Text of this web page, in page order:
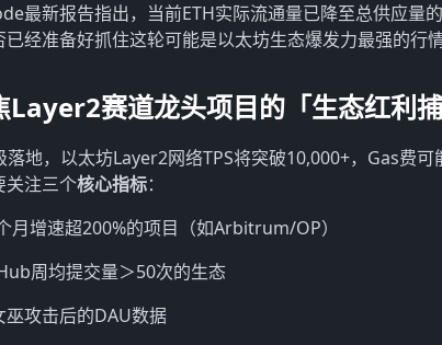
最新报告指出，当前ETH实际流通量已降至总供应
经准备好抓住这轮可能是以太坊生态爆发力最强的行情
赛道龙头项目的「生态红利捕
落地，以太坊Layer2网络TPS将突破10,000+，Gas费
关注三个核心指标：
月增速超200%的项目（如Arbitrum/OP）
周均提交量＞50次的生态
巫攻击后的DAU数据